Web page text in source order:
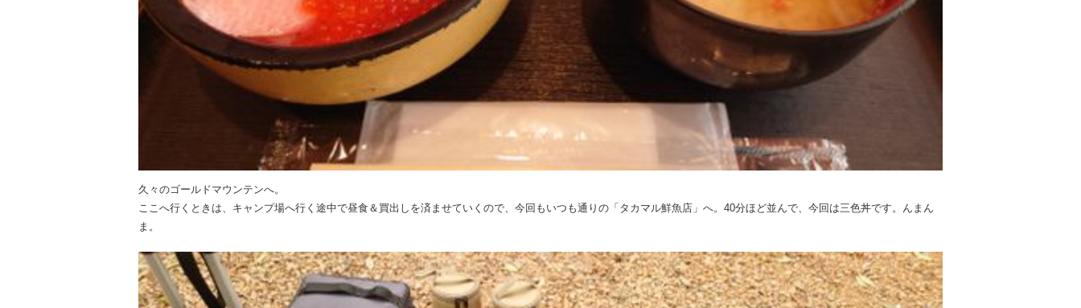
久々のゴールドマウンテンへ。
ここへ行くときは、キャンプ場へ行く途中で昼食＆買出しを済ませていくので、今回もいつも通りの「タカマル鮮魚店」へ。40分ほど並んで、今回は三色丼です。んまん
ま。